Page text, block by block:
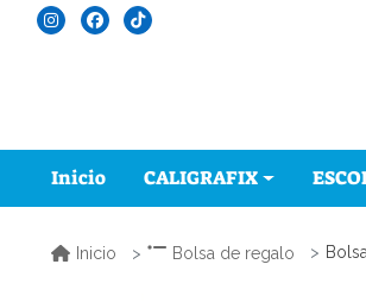
Inicio CALIGRAFIX
Inicio Bolsa de regalo